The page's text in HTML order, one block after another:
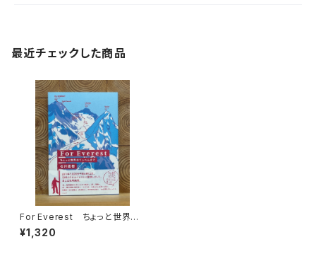
最近チェックした商品
For Everest ちょっと世界の
てっぺんまで
¥1,320